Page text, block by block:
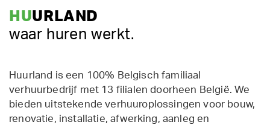
HUURLAND
waar huren werkt.
Huurland is een 100% Belgisch familiaal
verhuurbedrijf met 13 filialen doorheen België. We
bieden uitstekende verhuuroplossingen voor bouw,
renovatie, installatie, afwerking, aanleg en